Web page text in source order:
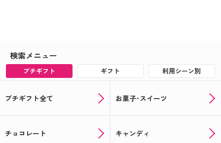
検索メニュー
プチギフト ギフト 利用シーン別
プチギフト全て お菓子･スイーツ
チョコレート キャンディ